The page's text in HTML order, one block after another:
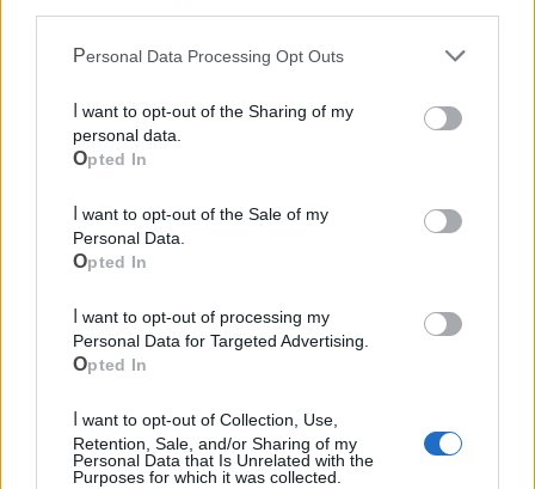
Personal Data Processing Opt Outs
personal data.
Opted In
Personal Data.
Opted In
Personal Data for Targeted Advertising.
Opted In
Retention, Sale, and/or Sharing of my
Personal Data that Is Unrelated with the
Purposes for which it was collected.
Cia Agricoltori Italiani | Puglia - Area Due
Scopri tutte le notizie, gli eventi e la Web TV di Cia Puglia - Area
Due Mari
Le ultime notizie di Massafra